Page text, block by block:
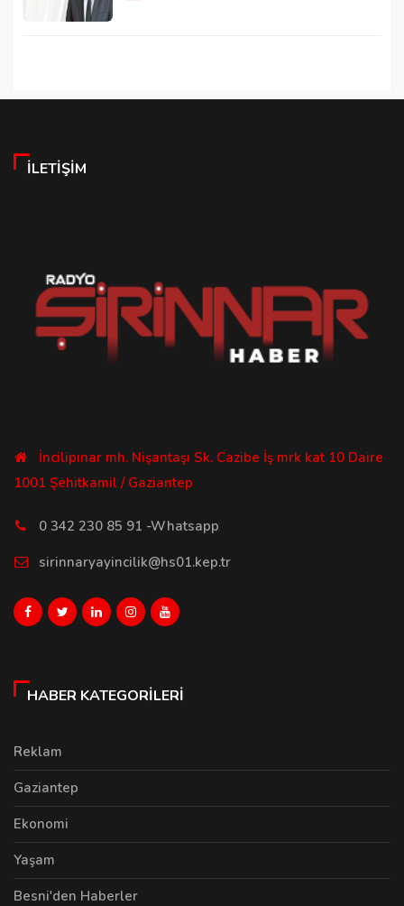
İLETIŞIM
İncilipınar mh. Nişantaşı Sk. Cazibe İş mrk kat 10 Daire
1001 Şehitkamil / Gaziantep
0 342 230 85 91 -Whatsapp
sirinnaryayincilik@hs01.kep.tr
HABER KATEGORILERI
Reklam
Gaziantep
Ekonomi
Yaşam
Besni'den Haberler